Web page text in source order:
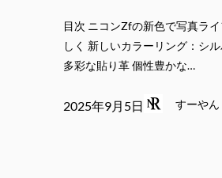
目次 ニコンZfの新色で写真ラ
しく 新しいカラーリング：シ
多彩な貼り革 個性豊かな…
2025年9月5日 すーやん